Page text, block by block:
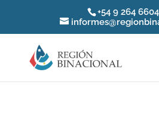
+54 9 264